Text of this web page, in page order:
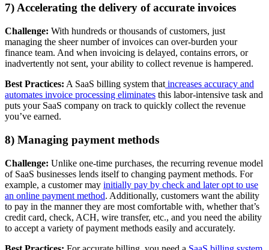
7) Accelerating the delivery of accurate invoices
Challenge: With hundreds or thousands of customers, just
managing the sheer number of invoices can over-burden your
finance team. And when invoicing is delayed, contains errors, or
inadvertently not sent, your ability to collect revenue is hampered.
Best Practices: A SaaS billing system that increases accuracy and
automates invoice processing eliminates this labor-intensive task and
puts your SaaS company on track to quickly collect the revenue
you’ve earned.
8) Managing payment methods
Challenge: Unlike one-time purchases, the recurring revenue model
of SaaS businesses lends itself to changing payment methods. For
example, a customer may initially pay by check and later opt to use
an online payment method. Additionally, customers want the ability
to pay in the manner they are most comfortable with, whether that’s
credit card, check, ACH, wire transfer, etc., and you need the ability
to accept a variety of payment methods easily and accurately.